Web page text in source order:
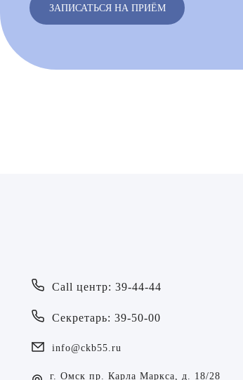
ЗАПИСАТЬСЯ НА ПРИЁМ
Call центр: 39-44-44
Секретарь: 39-50-00
info@ckb55.ru
г. Омск пр. Карла Маркса, д. 18/28